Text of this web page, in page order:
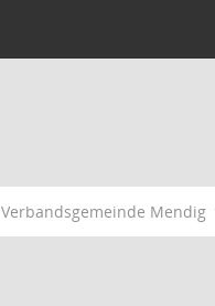
Verbandsgemeinde Mendig